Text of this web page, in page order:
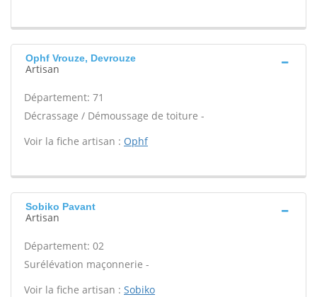
Ophf Vrouze, Devrouze
Artisan
Département: 71
Décrassage / Démoussage de toiture -
Voir la fiche artisan : Ophf
Sobiko Pavant
Artisan
Département: 02
Surélévation maçonnerie -
Voir la fiche artisan : Sobiko